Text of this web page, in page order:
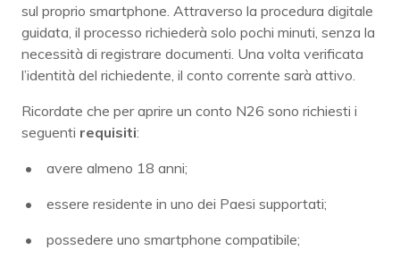
sul proprio smartphone. Attraverso la procedura digitale
guidata, il processo richiederà solo pochi minuti, senza la
necessità di registrare documenti. Una volta verificata
l’identità del richiedente, il conto corrente sarà attivo.
Ricordate che per aprire un conto N26 sono richiesti i
seguenti requisiti:
avere almeno 18 anni;
essere residente in uno dei Paesi supportati;
possedere uno smartphone compatibile;